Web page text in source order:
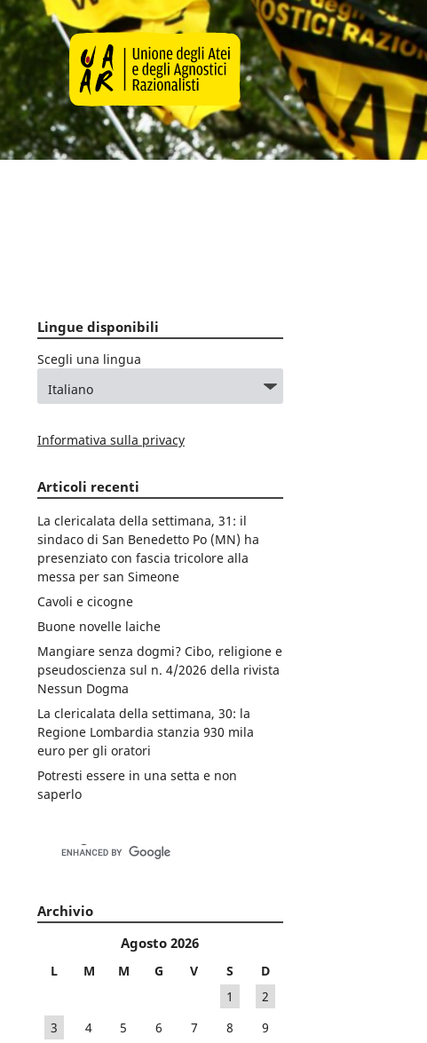
Lingue disponibili
Scegli una lingua
Informativa sulla privacy
Articoli recenti
La clericalata della settimana, 31: il
sindaco di San Benedetto Po (MN) ha
presenziato con fascia tricolore alla
messa per san Simeone
Cavoli e cicogne
Buone novelle laiche
Mangiare senza dogmi? Cibo, religione e
pseudoscienza sul n. 4/2026 della rivista
Nessun Dogma
La clericalata della settimana, 30: la
Regione Lombardia stanzia 930 mila
euro per gli oratori
Potresti essere in una setta e non
saperlo
Archivio
Agosto 2026
L M M G V S
D
1
2
3
4 5 6 7 8
9